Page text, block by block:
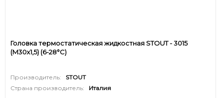
Головка термостатическая жидкостная STOUT - 3015
(M30x1,5) (6-28°C)
Производитель:
STOUT
Страна производитель:
Италия